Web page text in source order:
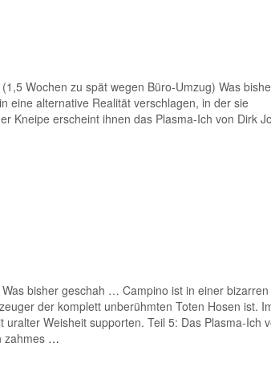
Wochen zu spät wegen Büro-Umzug) Was
eine alternative Realität verschlagen, in der sie
Kneipe erscheint ihnen das Plasma-Ich von Dirk
bisher geschah … Campino ist in einer bizarren
der komplett unberühmten Toten Hosen ist.
Weisheit supporten. Teil 5: Das Plasma-Ich
zahmes …